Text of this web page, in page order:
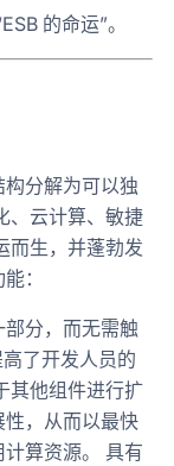
的命运”。
分解为可以独
、云计算、敏捷
而生，并蓬勃发
：
分，而无需触
了开发人员的
其他组件进行扩
，从而以最快
算资源。 具有